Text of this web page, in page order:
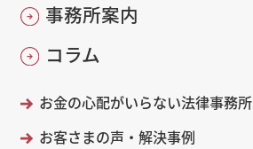
事務所案内
コラム
お金の心配がいらない法律事務所
お客さまの声・解決事例